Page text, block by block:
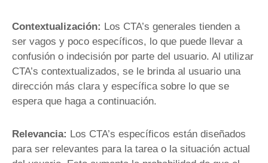
Contextualización: Los CTA’s generales tienden a
ser vagos y poco específicos, lo que puede llevar a
confusión o indecisión por parte del usuario. Al utilizar
CTA’s contextualizados, se le brinda al usuario una
dirección más clara y específica sobre lo que se
espera que haga a continuación.
Relevancia: Los CTA’s específicos están diseñados
para ser relevantes para la tarea o la situación actual